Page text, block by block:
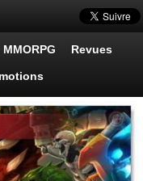
Revues